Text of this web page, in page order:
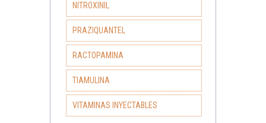
NITROXINIL
PRAZIQUANTEL
RACTOPAMINA
TIAMULINA
VITAMINAS INYECTABLES